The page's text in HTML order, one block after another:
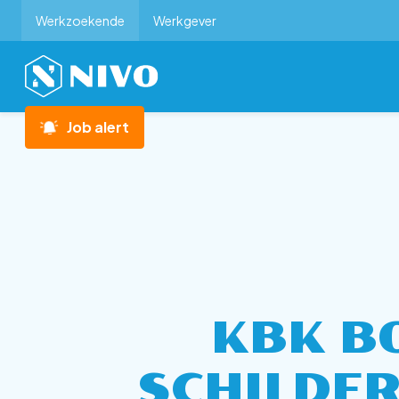
Werkzoekende Werkgever
Job alert
KBK